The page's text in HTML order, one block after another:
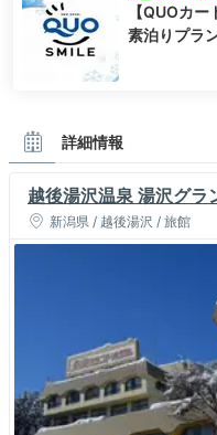
【QUOカ
素泊りプラ
詳細情報
越後湯沢温泉 湯沢グラ
新潟県 / 越後湯沢 / 旅館